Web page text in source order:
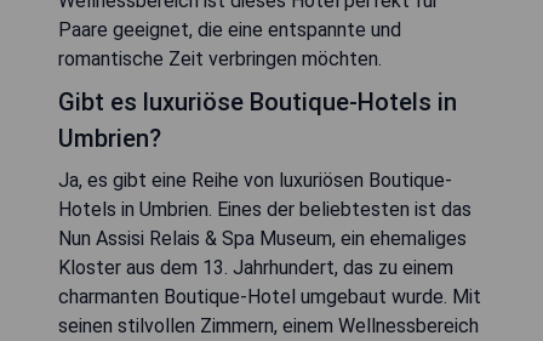
Paare geeignet, die eine entspannte und
romantische Zeit verbringen möchten.
Gibt es luxuriöse Boutique-Hotels in
Umbrien?
Ja, es gibt eine Reihe von luxuriösen Boutique-
Hotels in Umbrien. Eines der beliebtesten ist das
Nun Assisi Relais & Spa Museum, ein ehemaliges
Kloster aus dem 13. Jahrhundert, das zu einem
charmanten Boutique-Hotel umgebaut wurde. Mit
seinen stilvollen Zimmern, einem Wellnessbereich